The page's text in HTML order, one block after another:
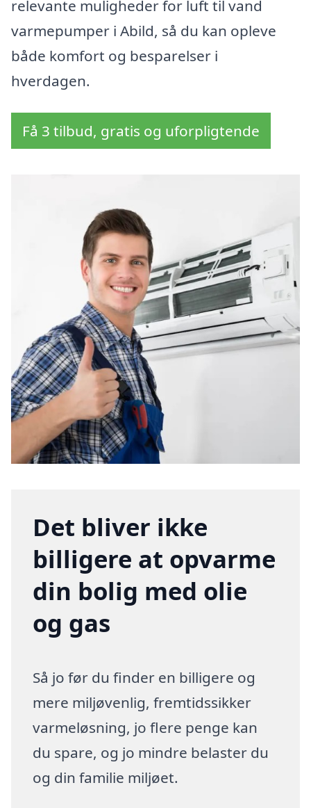
relevante muligheder for luft til vand
varmepumper i Abild, så du kan opleve
både komfort og besparelser i
hverdagen.
Få 3 tilbud, gratis og uforpligtende
Det bliver ikke
billigere at opvarme
din bolig med olie
og gas
Så jo før du finder en billigere og
mere miljøvenlig, fremtidssikker
varmeløsning, jo flere penge kan
du spare, og jo mindre belaster du
og din familie miljøet.